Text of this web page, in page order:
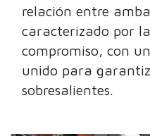
relación entre
caracterizado por
compromiso, con
unido para
sobresalientes.